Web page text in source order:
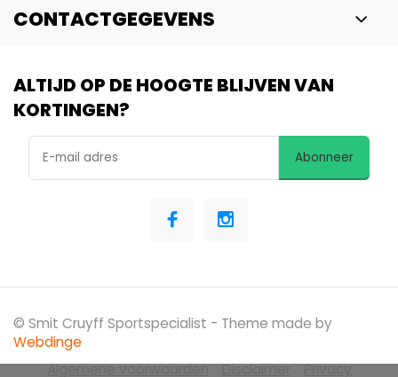
CONTACTGEGEVENS
ALTIJD OP DE HOOGTE BLIJVEN VAN
KORTINGEN?
Abonneer
Algemene voorwaarden Disclaimer Privacy
© Smit Cruyff Sportspecialist - Theme made by
Webdinge